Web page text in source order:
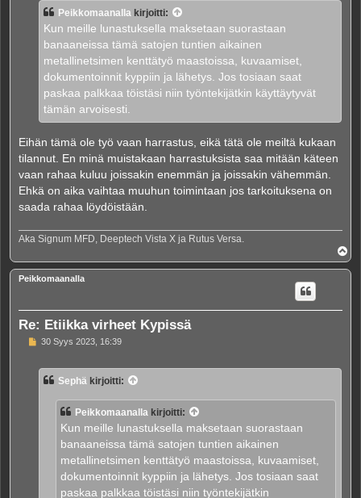
s
Peikkomaanalla kirjoitti:
Kun meille lunastuksella maksetaan suorastaan
banaaneissa tämä satojen tuntien aikainen
metallinetsimen kenttätyö maastoissa, kuvaamiset,
dokumentoinnit kyppiin ja lähetys. Jos tosiaan saat
paskaa palkkaa töistäsi niin työntekijätkin käyttäytyvät
tämän arvoisesti.
Eihän tämä ole työ vaan harrastus, eikä tätä ole meiltä kukaan
tilannut. En minä muistakaan harrastuksista saa mitään käteen
vaan rahaa kuluu joissakin enemmän ja joissakin vähemmän.
Ehkä on aika vaihtaa muuhun toimintaan jos tarkoituksena on
saada rahaa löydöistään.
Aka Signum MFD, Deeptech Vista X ja Rutus Versa.
l
ö
Peikkomaanalla
Re: Etiikka virheet Kypissä
V
s
30 Syys 2023, 16:39
Sephä kirjoitti:
Peikkomaanalla kirjoitti:
Kun meille lunastuksella maksetaan suorastaan
banaaneissa tämä satojen tuntien aikainen
metallinetsimen kenttätyö maastoissa, kuvaamiset,
dokumentoinnit kyppiin ja lähetys. Jos tosiaan saat
paskaa palkkaa töistäsi niin työntekijätkin